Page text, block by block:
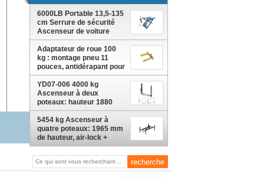
Pour service de voitures
lourdes / camions légers
6000LB Portable 13,5-135
cm Serrure de sécurité
Ascenseur de voiture
pour voiture / service de
camion léger
Adaptateur de roue 100
kg : montage pneu 11
pouces, antidérapant pour
réparation de
tondeuse/voiturette de
golf
YD07-006 4000 kg
Ascenseur à deux
poteaux: hauteur 1880
mm, courant alternatif/
courant continu, auto-
verrouillage pour
réparation de voitures/de
VUS/de camions
5454 kg Ascenseur à
quatre poteaux: 1965 mm
de hauteur, air-lock +
rampes à louvres pour la
réparation de camions /
SUV